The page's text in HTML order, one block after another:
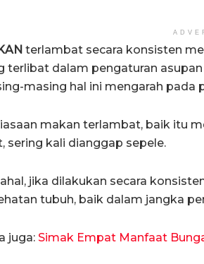
terlambat secara konsisten
terlibat dalam pengaturan
masing hal ini mengarah pada
makan terlambat, baik itu
sering kali dianggap sepele.
jika dilakukan secara
tubuh, baik dalam jangka
juga: Simak Empat Manfaat